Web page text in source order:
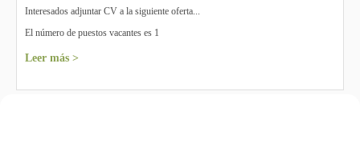
Interesados adjuntar CV a la siguiente oferta...
El número de puestos vacantes es 1
Leer más >